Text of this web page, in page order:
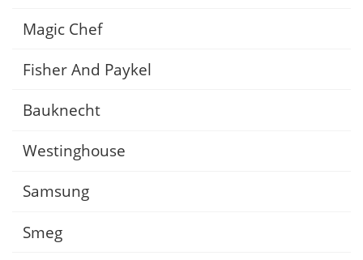
Magic Chef
Fisher And Paykel
Bauknecht
Westinghouse
Samsung
Smeg